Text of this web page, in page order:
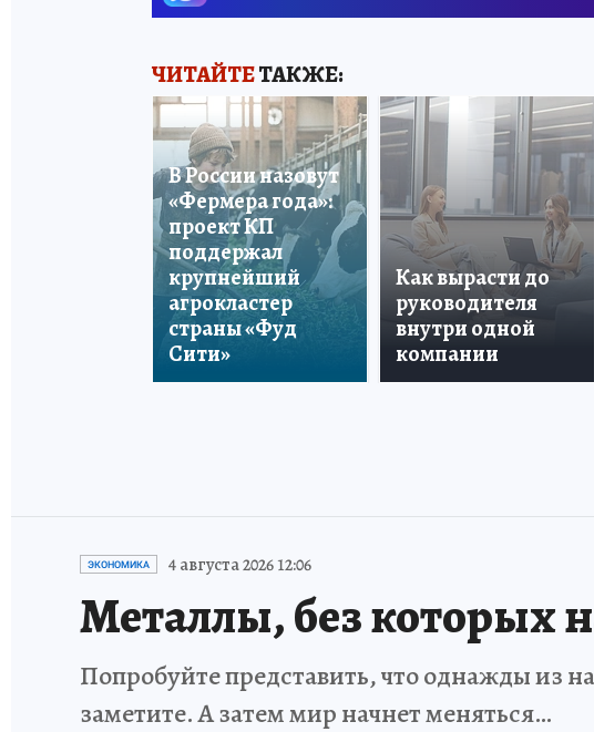
ЧИТАЙТЕТАКЖЕ:
В России назовут
«Фермера года»:
проект КП
поддержал
крупнейший
агрокластер
страны «Фуд
Сити»
Как вырасти до
руководителя
внутри одной
компании
ЭКОНОМИКА 4 августа 2026 12:06
Металлы, без которых
Попробуйте представить, что однажды из
заметите. А затем мир начнет меняться…